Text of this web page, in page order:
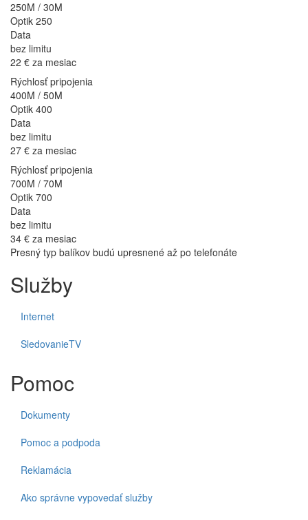
250M / 30M
Optik 250
Data
bez limitu
22 € za mesiac
Rýchlosť pripojenia
400M / 50M
Optik 400
Data
bez limitu
27 € za mesiac
Rýchlosť pripojenia
700M / 70M
Optik 700
Data
bez limitu
34 € za mesiac
Presný typ balíkov budú upresnené až po telefonáte
Služby
Internet
SledovanieTV
Pomoc
Dokumenty
Pomoc a podpoda
Reklamácia
Ako správne vypovedať služby